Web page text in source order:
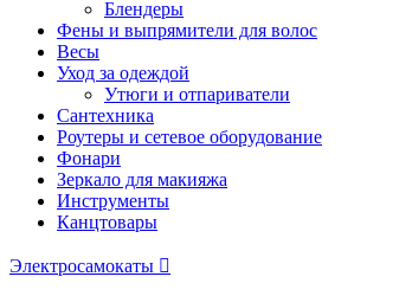
Блендеры
Фены и выпрямители для волос
Весы
Уход за одеждой
Утюги и отпариватели
Сантехника
Роутеры и сетевое оборудование
Фонари
Зеркало для макияжа
Инструменты
Канцтовары
Электросамокаты